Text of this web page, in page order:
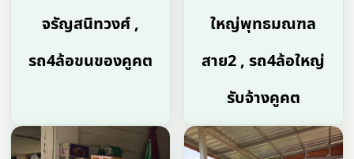
จรัญสนิทวงศ์ ,
รถ4ล้อขนของคูคต
ใหญ่พุทธมณฑล
สาย2 , รถ4ล้อใหญ่
รับจ้างคูคต